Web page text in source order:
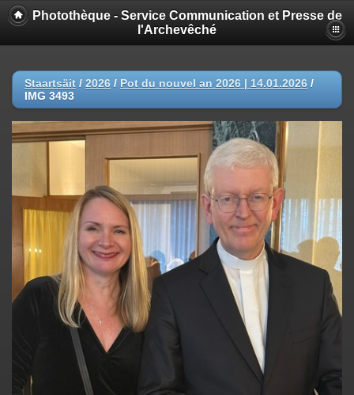
Photothèque - Service Communication et Presse de
l'Archevêché
Staartsäit / 2026 / Pot du nouvel an 2026 | 14.01.2026 /
IMG 3493